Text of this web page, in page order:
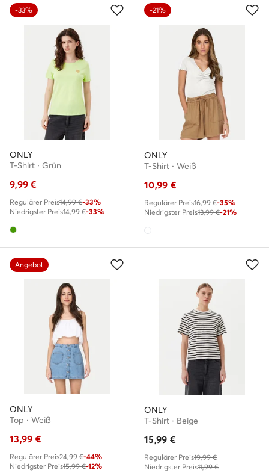
-33%
ONLY
T-Shirt · Grün
9,99 €
Regulärer Preis14,99 €-33%
Niedrigster Preis14,99 €-33%
-21%
ONLY
T-Shirt · Weiß
10,99 €
Regulärer Preis16,99 €-35%
Niedrigster Preis13,99 €-21%
Angebot
ONLY
Top · Weiß
13,99 €
Regulärer Preis24,99 €-44%
Niedrigster Preis15,99 €-12%
ONLY
T-Shirt · Beige
15,99 €
Regulärer Preis19,99 €
Niedrigster Preis11,99 €